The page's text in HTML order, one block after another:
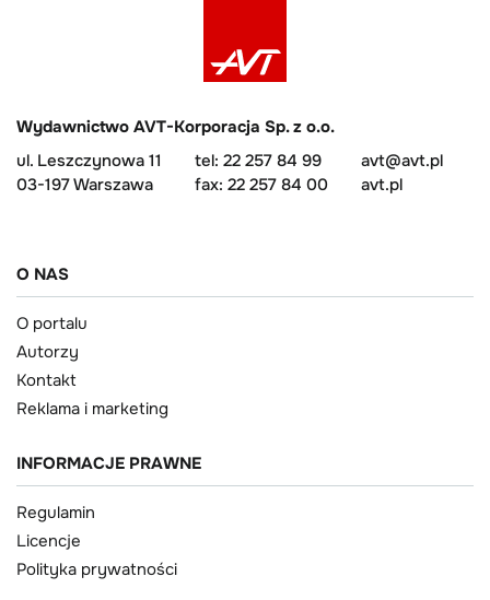
Wydawnictwo AVT-Korporacja Sp. z o.o.
ul. Leszczynowa 11
03-197 Warszawa
tel: 22 257 84 99
fax: 22 257 84 00
avt@avt.pl
avt.pl
O NAS
O portalu
Autorzy
Kontakt
Reklama i marketing
INFORMACJE PRAWNE
Regulamin
Licencje
Polityka prywatności